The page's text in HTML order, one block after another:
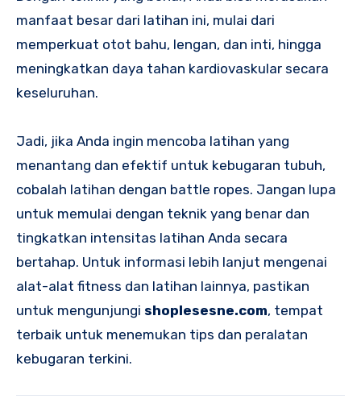
manfaat besar dari latihan ini, mulai dari
memperkuat otot bahu, lengan, dan inti, hingga
meningkatkan daya tahan kardiovaskular secara
keseluruhan.
Jadi, jika Anda ingin mencoba latihan yang
menantang dan efektif untuk kebugaran tubuh,
cobalah latihan dengan battle ropes. Jangan lupa
untuk memulai dengan teknik yang benar dan
tingkatkan intensitas latihan Anda secara
bertahap. Untuk informasi lebih lanjut mengenai
alat-alat fitness dan latihan lainnya, pastikan
untuk mengunjungi shoplesesne.com, tempat
terbaik untuk menemukan tips dan peralatan
kebugaran terkini.